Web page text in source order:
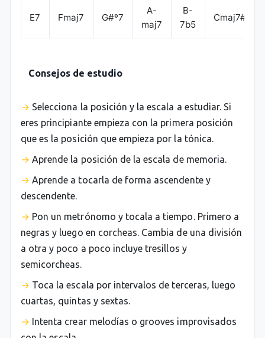
E7 Fmaj7 G#º7
A-
maj7
B-
7b5
Cmaj7#5
Consejos de estudio
Selecciona la posición y la escala a estudiar. Si
eres principiante empieza con la primera posición
que es la posición que empieza por la tónica.
Aprende la posición de la escala de memoria.
Aprende a tocarla de forma ascendente y
descendente.
Pon un metrónomo y tocala a tiempo. Primero a
negras y luego en corcheas. Cambia de una división
a otra y poco a poco incluye tresillos y
semicorcheas.
Toca la escala por intervalos de terceras, luego
cuartas, quintas y sextas.
Intenta crear melodías o grooves improvisados